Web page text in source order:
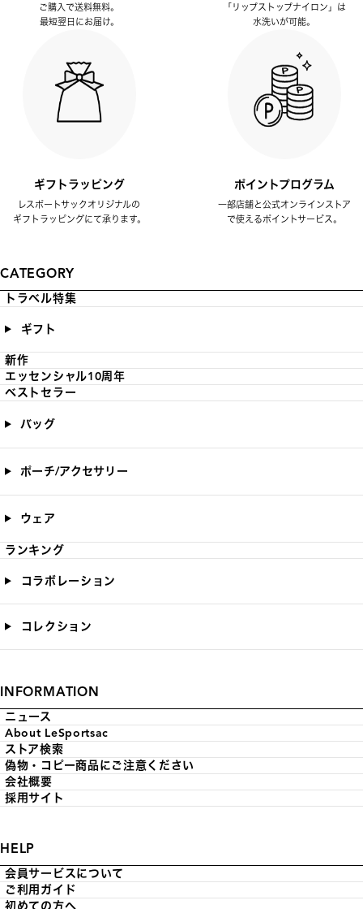
ご購入で送料無料。
最短翌日にお届け。
「リップストップナイロン」は
水洗いが可能。
ギフトラッピング
レスポートサックオリジナルの
ギフトラッピングにて承ります。
ポイントプログラム
一部店舗と公式オンラインストア
で使えるポイントサービス。
CATEGORY
トラベル特集
ギフト
新作
エッセンシャル10周年
ベストセラー
バッグ
ポーチ/アクセサリー
ウェア
ランキング
コラボレーション
コレクション
INFORMATION
ニュース
About LeSportsac
ストア検索
偽物・コピー商品にご注意ください
会社概要
採用サイト
HELP
会員サービスについて
ご利用ガイド
初めての方へ